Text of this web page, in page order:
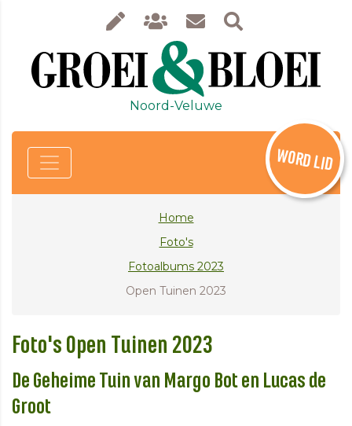
Noord-Veluwe
WORD LID
Home
Foto's
Fotoalbums 2023
Open Tuinen 2023
Foto's Open Tuinen 2023
De Geheime Tuin van Margo Bot en Lucas de
Groot